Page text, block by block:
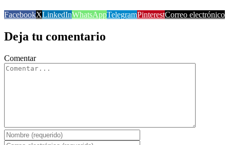
FacebookXLinkedInWhatsAppTelegramPinterestCorreo electrónico
Deja tu comentario
Comentar